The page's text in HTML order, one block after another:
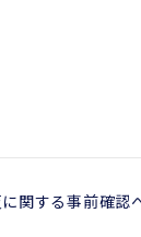
関する事前確認